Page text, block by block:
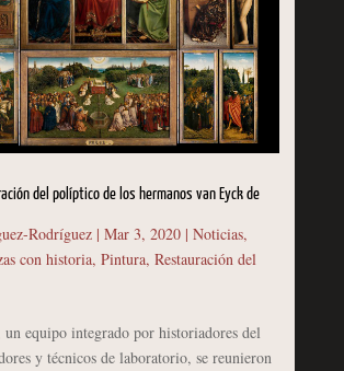
del políptico de los hermanos van Eyck de
Rodríguez| Mar 3, 2020| Noticias,
con historia, Pintura, Restauración del
equipo integrado por historiadores del
y técnicos de laboratorio, se reunieron